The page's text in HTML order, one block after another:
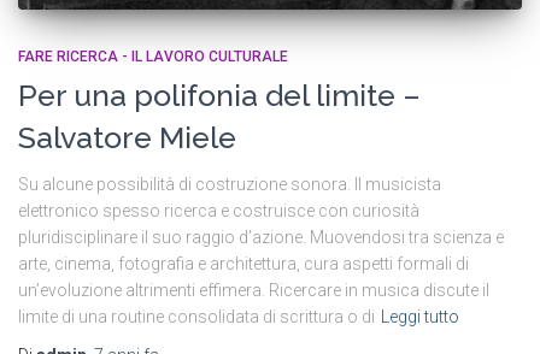
FARE RICERCA - IL LAVORO CULTURALE
Per una polifonia del limite –
Salvatore Miele
Su alcune possibilità di costruzione sonora. Il musicista
elettronico spesso ricerca e costruisce con curiosità
pluridisciplinare il suo raggio d’azione. Muovendosi tra scienza e
arte, cinema, fotografia e architettura, cura aspetti formali di
un’evoluzione altrimenti effimera. Ricercare in musica discute il
limite di una routine consolidata di scrittura o di
Leggi tutto